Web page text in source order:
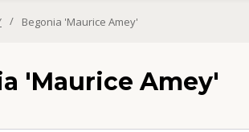
Begonia 'Maurice Amey'
'Maurice Amey'